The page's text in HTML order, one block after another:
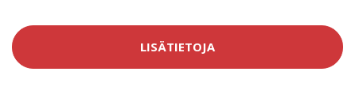
LISÄTIETOJA